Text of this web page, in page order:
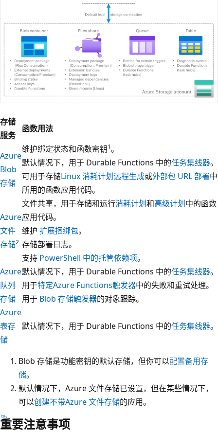
存储
服务
函数用法
Azure
Blob
存储
维护绑定状态和函数密钥1。
默认情况下，用于 Durable Functions 中的任务集线器。
可用于存储Linux 消耗计划远程生成或外部包 URL 部署中
所用的函数应用代码。
Azure
文件
存储2
文件共享，用于存储和运行消耗计划和高级计划中的函数
应用代码。
维护 扩展捆绑包。
存储部署日志。
支持 PowerShell 中的托管依赖项。
Azure
队列
存储
默认情况下，用于 Durable Functions 中的任务集线器。
用于特定Azure Functions触发器中的失败和重试处理。
用于 Blob 存储触发器的对象跟踪。
Azure
表存
储
默认情况下，用于 Durable Functions 中的任务集线器。
Blob 存储是功能密钥的默认存储，但你可以配置备用存
储。
默认情况下，Azure 文件存储已设置，但在某些情况下，
可以创建不带Azure 文件存储的应用。
重要注意事项